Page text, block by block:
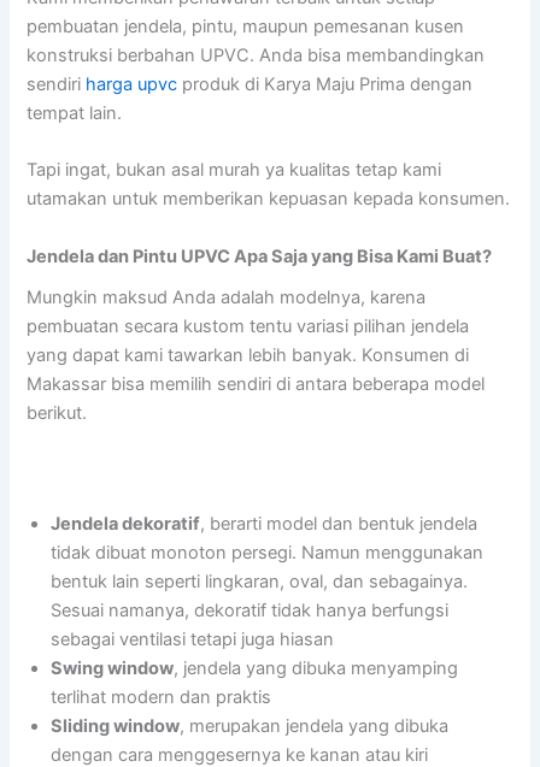
pembuatan jendela, pintu, maupun pemesanan kusen
konstruksi berbahan UPVC. Anda bisa membandingkan
sendiri harga upvc produk di Karya Maju Prima dengan
tempat lain.
Tapi ingat, bukan asal murah ya kualitas tetap kami
utamakan untuk memberikan kepuasan kepada konsumen.
Jendela dan Pintu UPVC Apa Saja yang Bisa Kami Buat?
Mungkin maksud Anda adalah modelnya, karena
pembuatan secara kustom tentu variasi pilihan jendela
yang dapat kami tawarkan lebih banyak. Konsumen di
Makassar bisa memilih sendiri di antara beberapa model
berikut.
Jendela dekoratif, berarti model dan bentuk jendela
tidak dibuat monoton persegi. Namun menggunakan
bentuk lain seperti lingkaran, oval, dan sebagainya.
Sesuai namanya, dekoratif tidak hanya berfungsi
sebagai ventilasi tetapi juga hiasan
Swing window, jendela yang dibuka menyamping
terlihat modern dan praktis
Sliding window, merupakan jendela yang dibuka
dengan cara menggesernya ke kanan atau kiri